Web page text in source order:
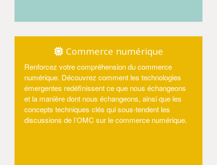
Commerce numérique
Renforcez votre compréhension du commerce
numérique. Découvrez comment les technologies
émergentes redéfinissent ce que nous échangeons
et la manière dont nous échangeons, ainsi que les
concepts techniques clés qui sous-tendent les
discussions de l’OMC sur le commerce numérique.